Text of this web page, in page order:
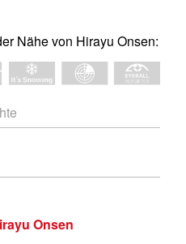
Nähe von Hirayu Onsen:
Onsen